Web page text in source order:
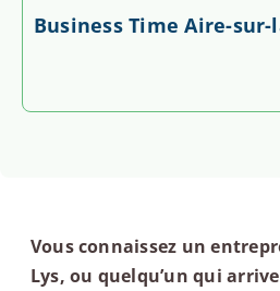
Business Time Aire-sur-
Vous connaissez un
Lys, ou quelqu’un qui